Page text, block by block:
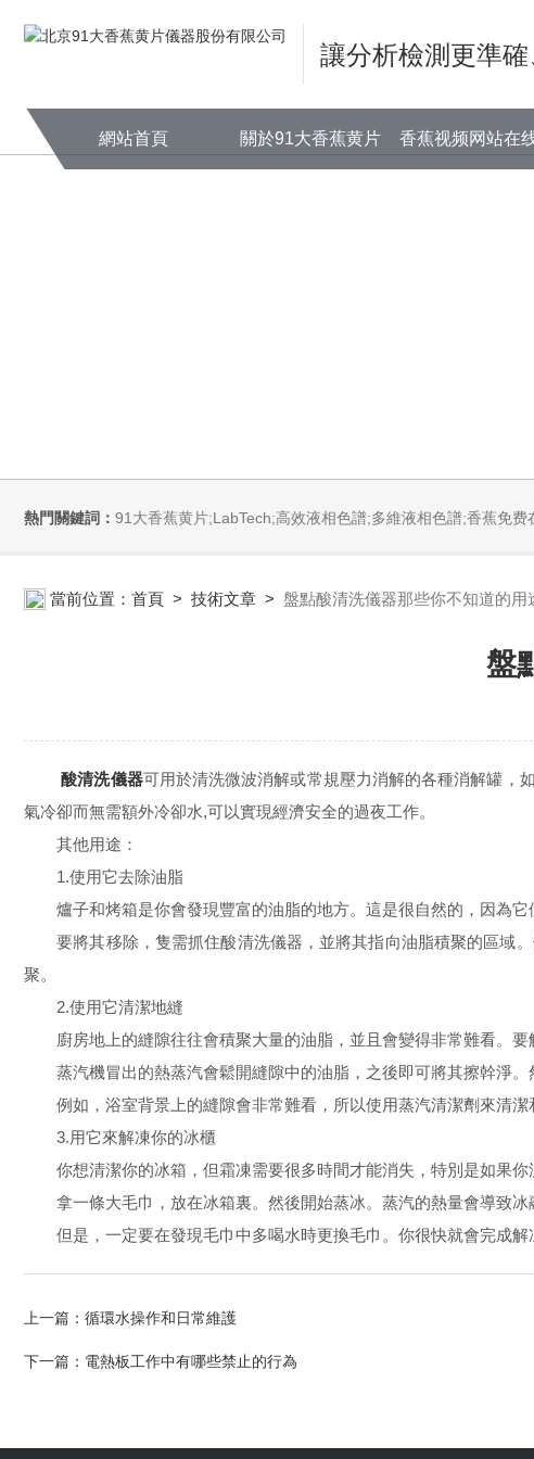
91大香蕉黄片,精品香蕉视频,香蕉免费
讓分析檢測更準
網站首頁 關於91大香蕉黄片 香蕉视频网站在
熱門關鍵詞： 91大香蕉黄片;LabTech;高效液相色譜;多維液相色譜;香蕉免费在线视频;全自動直接測汞儀/汞分析儀;全自動水質分析儀;微波消解萃取係統;微波合成係統;微波灰化磺化係統;全自動固相萃取係統;Dryvap全自動溶劑蒸發係統;激光固體燒蝕進
當前位置： 首頁 > 技術文章 > 盤點酸清洗儀器那些你不知道的用
盤
酸清洗儀器可用於清洗微波消解或常規壓力消解的各種消解罐，
氣冷卻而無需額外冷卻水,可以實現經濟安全的過夜工作。
其他用途：
1.使用它去除油脂
爐子和烤箱是你會發現豐富的油脂的地方。這是很自然的，因為它
要將其移除，隻需抓住酸清洗儀器，並將其指向油脂積聚的區域。
聚。
2.使用它清潔地縫
廚房地上的縫隙往往會積聚大量的油脂，並且會變得非常難看。要
蒸汽機冒出的熱蒸汽會鬆開縫隙中的油脂，之後即可將其擦幹淨。
例如，浴室背景上的縫隙會非常難看，所以使用蒸汽清潔劑來清潔
3.用它來解凍你的冰櫃
你想清潔你的冰箱，但霜凍需要很多時間才能消失，特別是如果你
拿一條大毛巾，放在冰箱裏。然後開始蒸冰。蒸汽的熱量會導致冰
但是，一定要在發現毛巾中多喝水時更換毛巾。你很快就會完成解
上一篇： 循環水操作和日常維護
下一篇： 電熱板工作中有哪些禁止的行為